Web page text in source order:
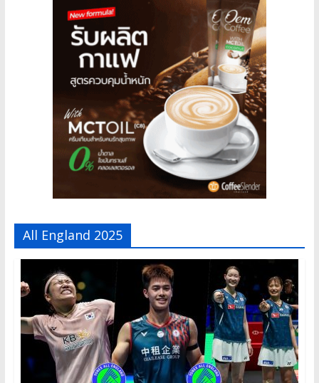
All England 2025